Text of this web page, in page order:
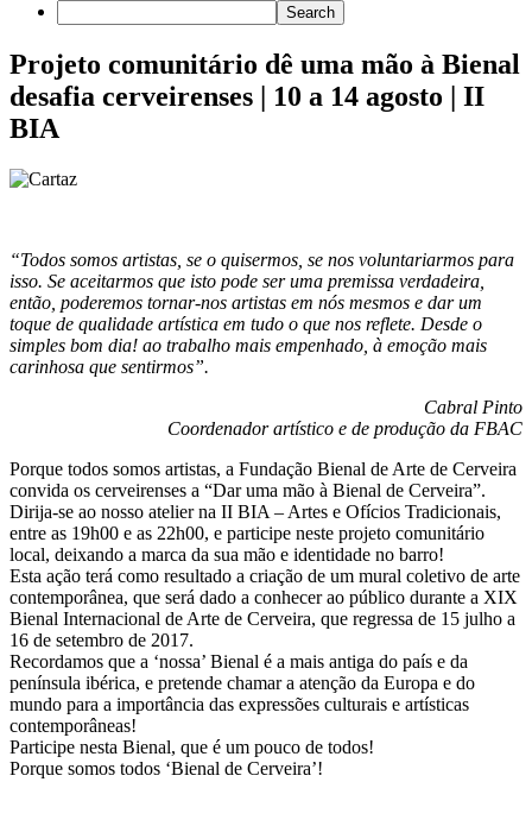
Projeto comunitário dê uma mão à Bienal
desafia cerveirenses | 10 a 14 agosto | II
BIA
“Todos somos artistas, se o quisermos, se nos voluntariarmos para
isso. Se aceitarmos que isto pode ser uma premissa verdadeira,
então, poderemos tornar-nos artistas em nós mesmos e dar um
toque de qualidade artística em tudo o que nos reflete. Desde o
simples bom dia! ao trabalho mais empenhado, à emoção mais
carinhosa que sentirmos”.
Cabral Pinto
Coordenador artístico e de produção da FBAC
Porque todos somos artistas, a Fundação Bienal de Arte de Cerveira
convida os cerveirenses a “Dar uma mão à Bienal de Cerveira”.
Dirija-se ao nosso atelier na II BIA – Artes e Ofícios Tradicionais,
entre as 19h00 e as 22h00, e participe neste projeto comunitário
local, deixando a marca da sua mão e identidade no barro!
Esta ação terá como resultado a criação de um mural coletivo de arte
contemporânea, que será dado a conhecer ao público durante a XIX
Bienal Internacional de Arte de Cerveira, que regressa de 15 julho a
16 de setembro de 2017.
Recordamos que a ‘nossa’ Bienal é a mais antiga do país e da
península ibérica, e pretende chamar a atenção da Europa e do
mundo para a importância das expressões culturais e artísticas
contemporâneas!
Participe nesta Bienal, que é um pouco de todos!
Porque somos todos ‘Bienal de Cerveira’!